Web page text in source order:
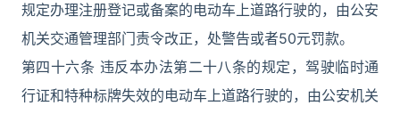
规定办理注册登记或备案的电动车上道路行驶的，由公安
机关交通管理部门责令改正，处警告或者50元罚款。
第四十六条 违反本办法第二十八条的规定，驾驶临时通
行证和特种标牌失效的电动车上道路行驶的，由公安机关